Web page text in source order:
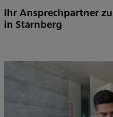
Ihr Ansprechpartner
in Starnberg